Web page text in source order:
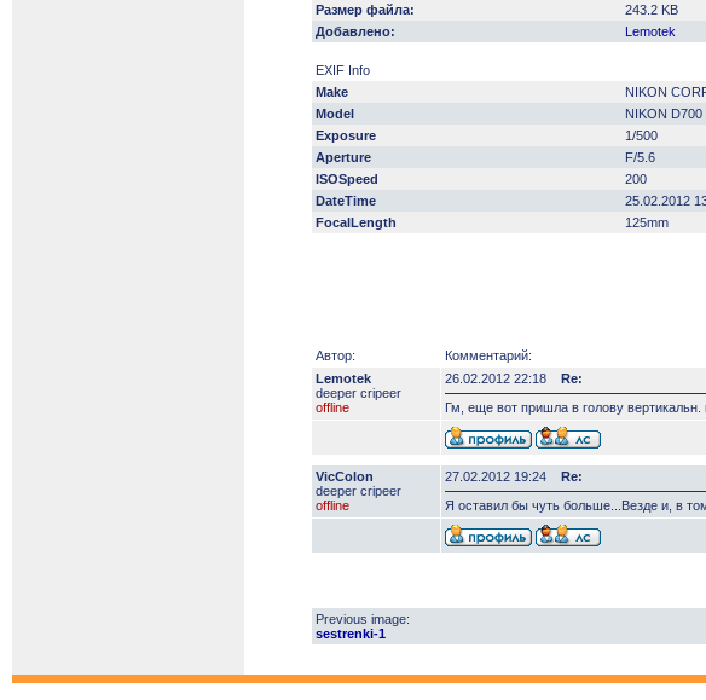
Размер файла:
243.2 KB
Добавлено:
Lemotek
EXIF Info
Make
NIKON
Model
NIKON D700
Exposure
1/500
Aperture
F/5.6
ISOSpeed
200
DateTime
25.02.2012
FocalLength
125mm
Автор:
Комментарий:
Lemotek
deeper сripeer
offline
26.02.2012 22:18
Re:
Гм, еще вот пришла в голову вертикальн.
VicColon
deeper сripeer
offline
27.02.2012 19:24
Re:
Я оставил бы чуть больше...Везде и, в
Previous image:
sestrenki-1